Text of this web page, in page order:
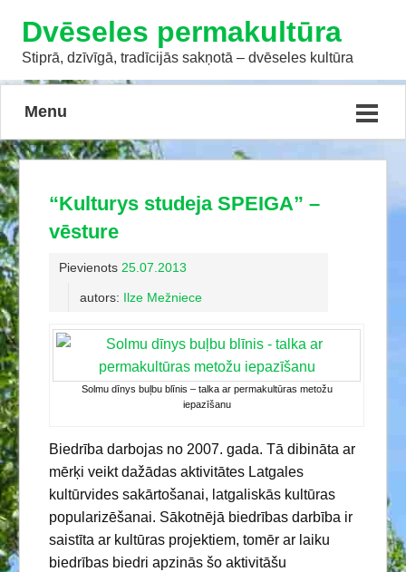
Dvēseles permakultūra
Stiprā, dzīvīgā, tradīcijās sakņotā – dvēseles kultūra
Menu
“Kulturys studeja SPEIGA” –
vēsture
Pievienots 25.07.2013
autors: Ilze Mežniece
Solmu dīnys buļbu blīnis – talka ar permakultūras metožu
iepazīšanu
Biedrība darbojas no 2007. gada. Tā dibināta ar
mērķi veikt dažādas aktivitātes Latgales
kultūrvides sakārtošanai, latgaliskās kultūras
popularizēšanai. Sākotnējā biedrības darbība ir
saistīta ar kultūras projektiem, tomēr ar laiku
biedrības biedri apzinās šo aktivitāšu